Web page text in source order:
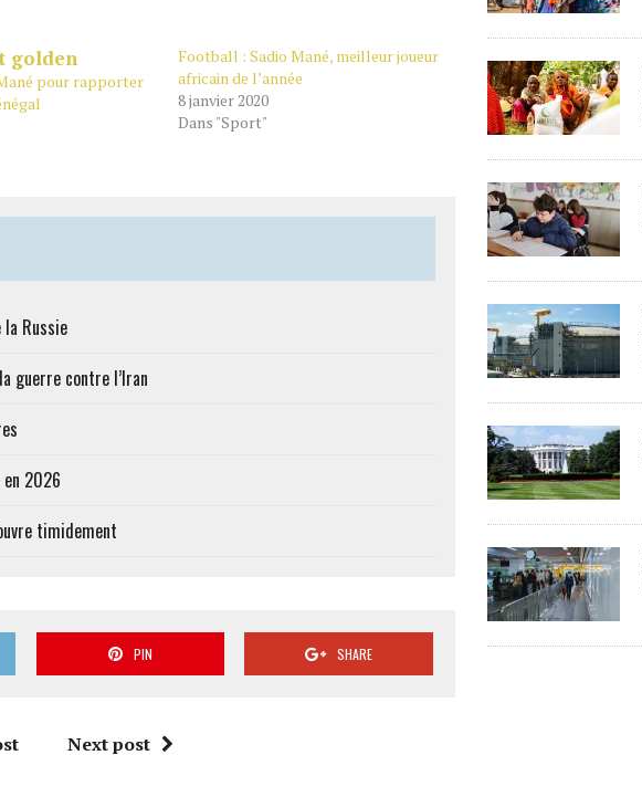
pour rapporter
Football : Sadio Mané, meilleur joueur
africain de l’année
8 janvier 2020
Dans "Sport"
Russie
guerre contre l’Iran
en 2026
timidement
PIN SHARE
Next post